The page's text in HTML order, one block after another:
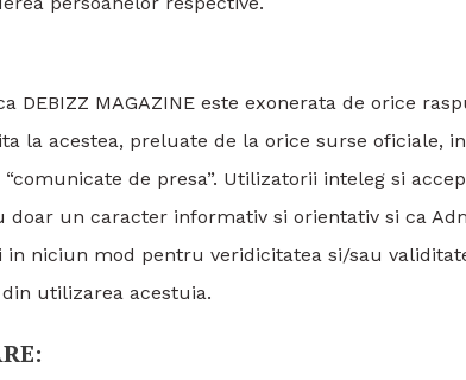
DEBIZZ MAGAZINE este exonerata de orice
la acestea, preluate de la orice surse oficiale,
de presa”. Utilizatorii inteleg si
doar un caracter informativ si orientativ si ca
in niciun mod pentru veridicitatea si/sau
utilizarea acestuia.